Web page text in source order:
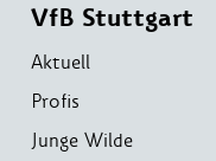
VfB Stuttgart
Aktuell
Profis
Junge Wilde